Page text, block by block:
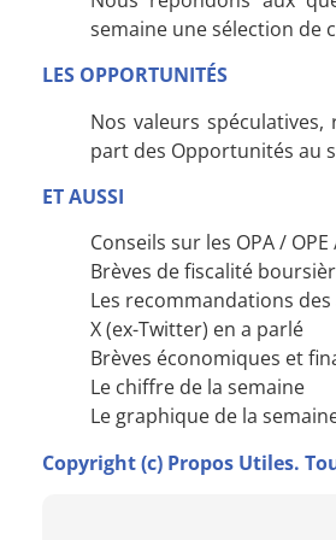
semaine une sélection de
LES OPPORTUNITÉS
Nos valeurs
part des Opportunités au
ET AUSSI
Conseils sur les OPA /
Brèves de fiscalité
Les recommandations des
X (ex-Twitter) en a parlé
Brèves économiques et
Le chiffre de la semaine
Le graphique de la
Copyright (c) Propos Utiles.